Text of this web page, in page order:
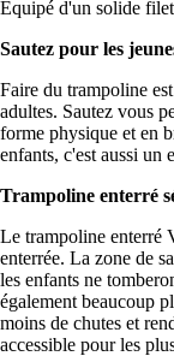
Équipé d'un solide
Sautez pour les
Faire du trampoline
adultes. Sautez vous
forme physique et en
enfants, c'est aussi un
Trampoline enterré
Le trampoline enterré
enterrée. La zone de
les enfants ne
également beaucoup
moins de chutes et
accessible pour les